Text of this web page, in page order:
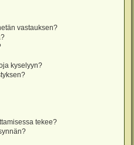
vastauksen?
kyselyyn?
tekee?